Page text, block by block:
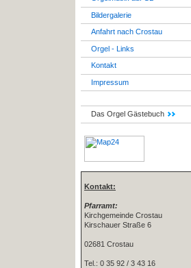
Bildergalerie
Anfahrt nach Crostau
Orgel - Links
Kontakt
Impressum
Das Orgel Gästebuch
Kontakt:
Pfarramt:
Kirchgemeinde Crostau
Kirschauer Straße 6
02681 Crostau
Tel.: 0 35 92 / 3 43 16